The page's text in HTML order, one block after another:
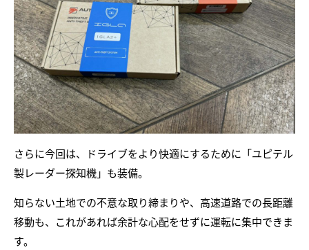
さらに今回は、ドライブをより快適にするために「ユピテル
製レーダー探知機」も装備。
知らない土地での不意な取り締まりや、高速道路での長距離
移動も、これがあれば余計な心配をせずに運転に集中できま
す。